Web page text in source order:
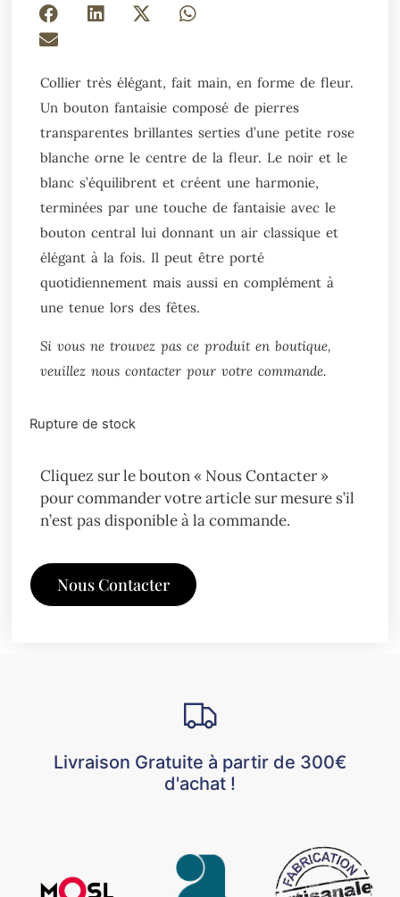
Collier très élégant, fait main, en forme de fleur.
Un bouton fantaisie composé de pierres
transparentes brillantes serties d’une petite rose
blanche orne le centre de la fleur. Le noir et le
blanc s’équilibrent et créent une harmonie,
terminées par une touche de fantaisie avec le
bouton central lui donnant un air classique et
élégant à la fois. Il peut être porté
quotidiennement mais aussi en complément à
une tenue lors des fêtes.
Si vous ne trouvez pas ce produit en boutique,
veuillez nous contacter pour votre commande.
Rupture de stock
Cliquez sur le bouton « Nous Contacter »
pour commander votre article sur mesure s’il
n’est pas disponible à la commande.
Nous Contacter
Livraison Gratuite à partir de 300€
d'achat !